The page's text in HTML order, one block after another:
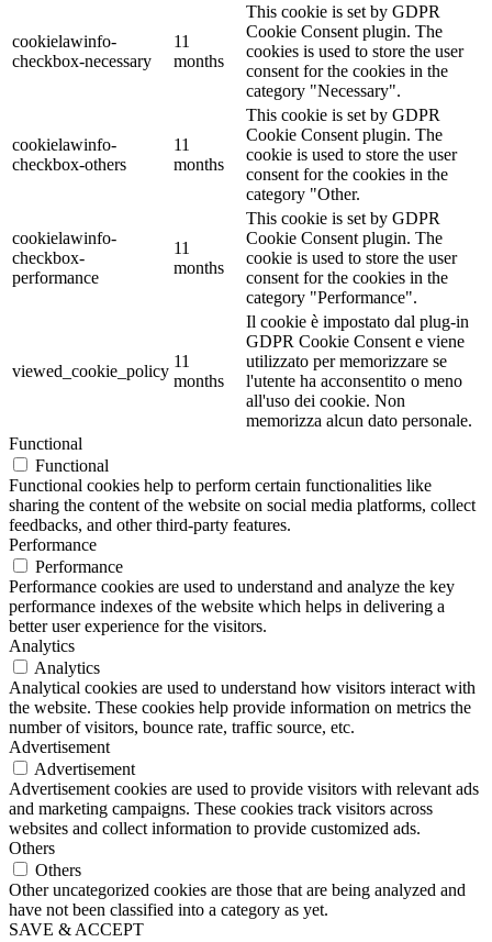
cookielawinfo-
checkbox-necessary
11
months
This cookie is set by GDPR
Cookie Consent plugin. The
cookies is used to store the user
consent for the cookies in the
category "Necessary".
cookielawinfo-
checkbox-others
11
months
This cookie is set by GDPR
Cookie Consent plugin. The
cookie is used to store the user
consent for the cookies in the
category "Other.
cookielawinfo-
checkbox-
performance
11
months
This cookie is set by GDPR
Cookie Consent plugin. The
cookie is used to store the user
consent for the cookies in the
category "Performance".
viewed_cookie_policy
11
months
Il cookie è impostato dal plug-in
GDPR Cookie Consent e viene
utilizzato per memorizzare se
l'utente ha acconsentito o meno
all'uso dei cookie. Non
memorizza alcun dato personale.
Functional
Functional
Functional cookies help to perform certain functionalities like
sharing the content of the website on social media platforms, collect
feedbacks, and other third-party features.
Performance
Performance
Performance cookies are used to understand and analyze the key
performance indexes of the website which helps in delivering a
better user experience for the visitors.
Analytics
Analytics
Analytical cookies are used to understand how visitors interact with
the website. These cookies help provide information on metrics the
number of visitors, bounce rate, traffic source, etc.
Advertisement
Advertisement
Advertisement cookies are used to provide visitors with relevant ads
and marketing campaigns. These cookies track visitors across
websites and collect information to provide customized ads.
Others
Others
Other uncategorized cookies are those that are being analyzed and
have not been classified into a category as yet.
SAVE & ACCEPT